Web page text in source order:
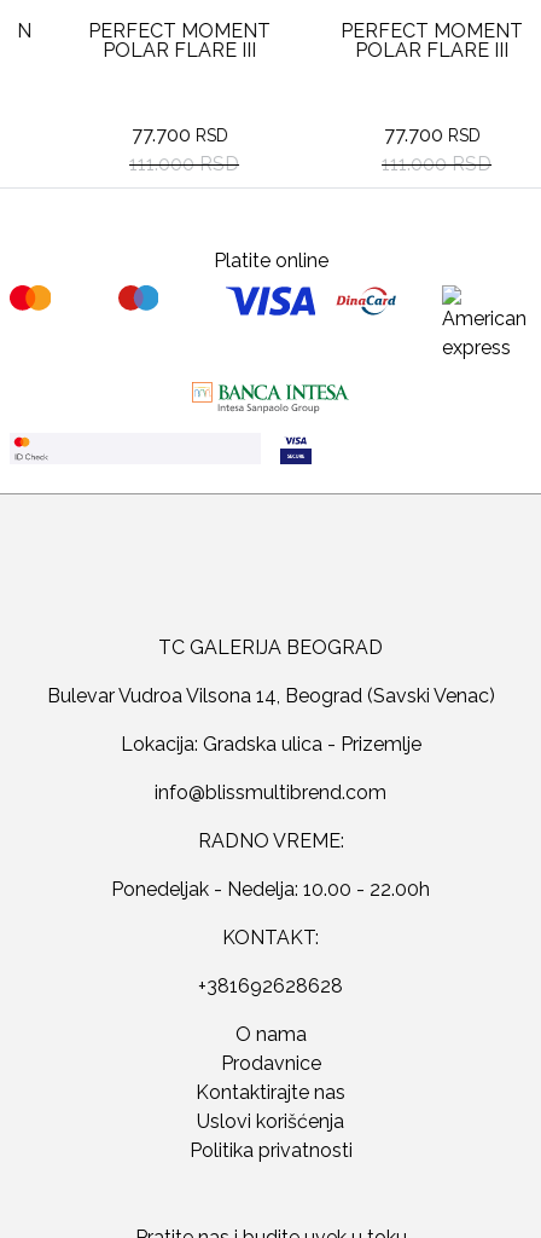
PERFECT MOMENT
POLAR FLARE III
77.700RSD
111.000 RSD
PERFECT MOMENT
POLAR FLARE III
77.700RSD
111.000 RSD
Platite online
TC GALERIJA BEOGRAD
Bulevar Vudroa Vilsona 14, Beograd (Savski Venac)
Lokacija: Gradska ulica - Prizemlje
RADNO VREME:
Ponedeljak - Nedelja: 10.00 - 22.00h
KONTAKT:
+381692628628
O nama
Prodavnice
Kontaktirajte nas
Uslovi korišćenja
Politika privatnosti